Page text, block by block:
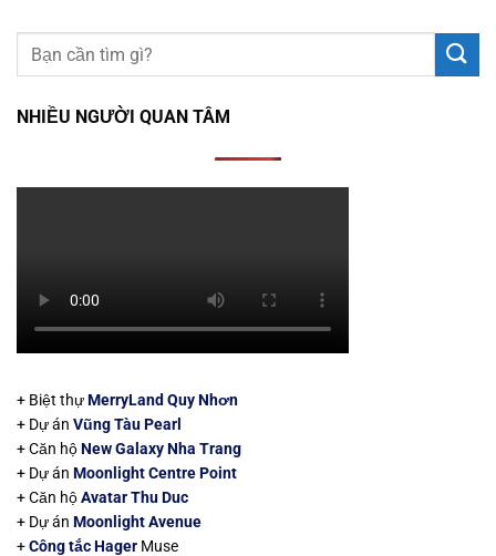
NHIỀU NGƯỜI QUAN TÂM
+ Biệt thựMerryLand Quy Nhơn
+ Dự án Vũng Tàu Pearl
+ Căn hộNew Galaxy Nha Trang
+ Dự án Moonlight Centre Point
+ Căn hộAvatar Thu Duc
+ Dự án Moonlight Avenue
+Công tắc Hager Muse